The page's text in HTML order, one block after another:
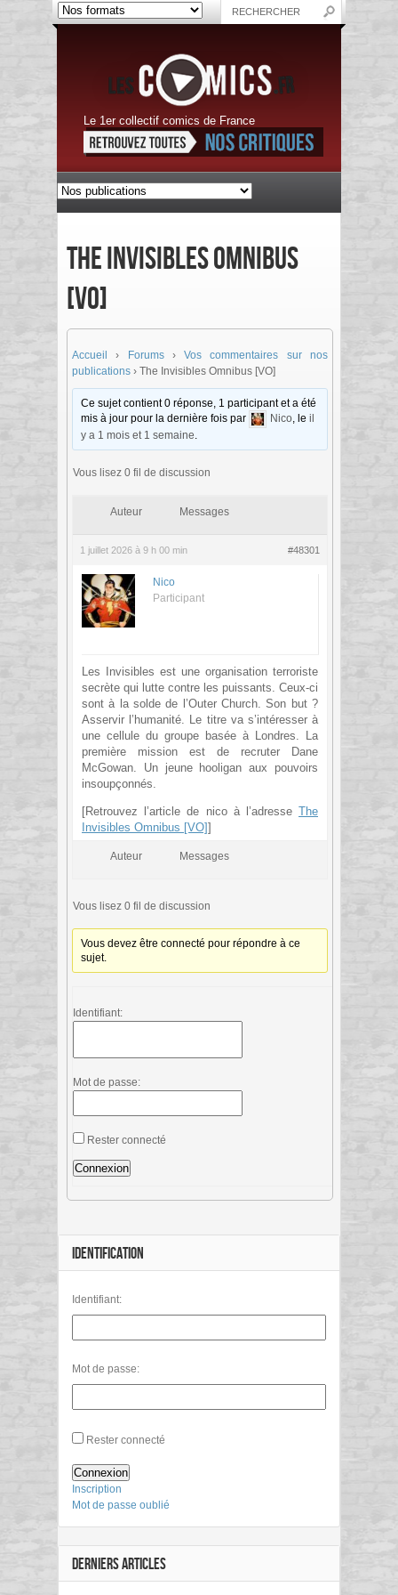
Le 1er collectif comics de France
The Invisibles Omnibus
[VO]
Accueil › Forums ›
Vos commentaires sur nos
publications › The Invisibles Omnibus [VO]
Ce sujet contient 0 réponse, 1 participant et a été
mis à jour pour la dernière fois par
Nico, leil
y a 1 mois et 1 semaine.
Vous lisez 0 fil de discussion
Auteur Messages
1 juillet 2026 à 9 h 00 min #48301
Nico
Participant
Les Invisibles est une organisation terroriste
secrète qui lutte contre les puissants. Ceux-ci
sont à la solde de l’Outer Church. Son but ?
Asservir l’humanité. Le titre va s’intéresser à
une cellule du groupe basée à Londres. La
première mission est de recruter Dane
McGowan. Un jeune hooligan aux pouvoirs
insoupçonnés.
[Retrouvez l’article de nico à l’adresse The
Invisibles Omnibus [VO]]
Auteur Messages
Vous lisez 0 fil de discussion
Vous devez être connecté pour répondre à ce
sujet.
Identifiant:
Mot de passe:
Rester connecté
Connexion
IDENTIFICATION
Identifiant:
Mot de passe:
Rester connecté
Connexion
Inscription
Mot de passe oublié
DERNIERS ARTICLES